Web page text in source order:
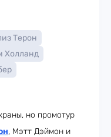
Терон
Холланд
но промотур
, Мэтт Дэймон и